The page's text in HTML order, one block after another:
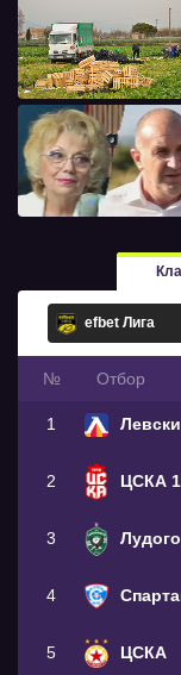
№ Oтбор
1 Левски
2 ЦСКА
3
4
5 ЦСКА